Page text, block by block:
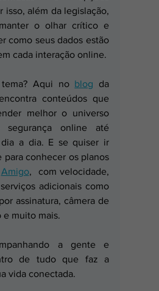
isso, além da legislação,
o olhar crítico e
como seus dados estão
cada interação online.
Aqui no blog da
conteúdos que
melhor o universo
segurança online até
a dia. E se quiser ir
para conhecer os planos
Amigo,  com velocidade,
adicionais como
assinatura, câmera de
e muito mais.
a gente e
de tudo que faz a
vida conectada.